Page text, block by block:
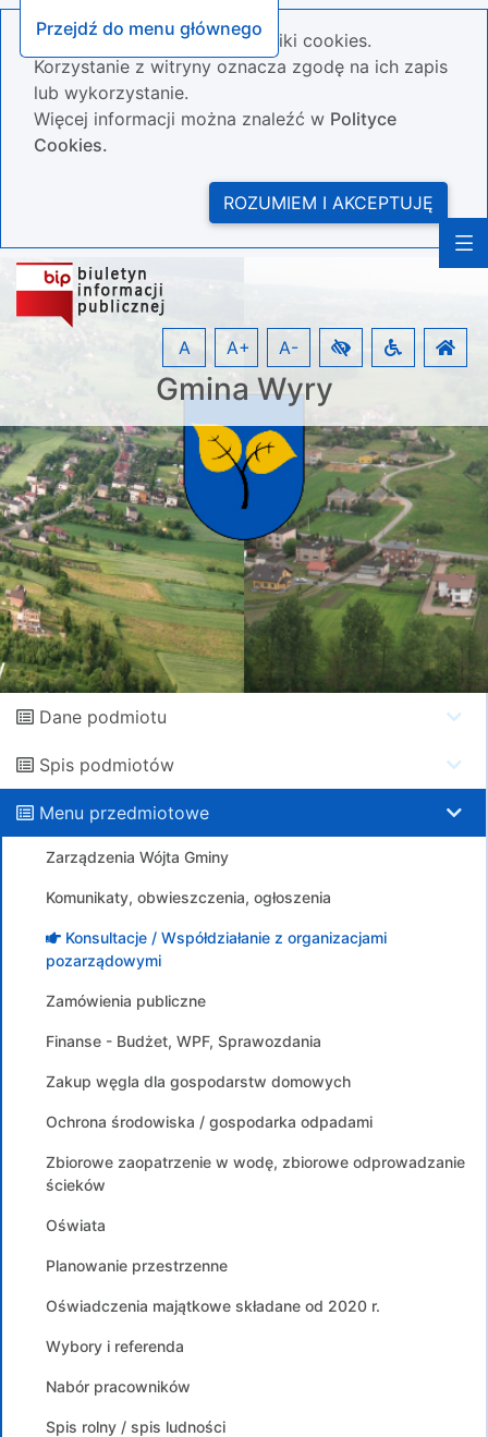
Przejdź do menu głównego
Nasza strona wykorzystuje pliki cookies.
Korzystanie z witryny oznacza zgodę na ich zapis
lub wykorzystanie.
Więcej informacji można znaleźć w Polityce
Cookies.
ROZUMIEM I AKCEPTUJĘ
Gmina Wyry
A A+ A-
Dane podmiotu
Spis podmiotów
Menu przedmiotowe
Zarządzenia Wójta Gminy
Komunikaty, obwieszczenia, ogłoszenia
Konsultacje / Współdziałanie z organizacjami
pozarządowymi
Zamówienia publiczne
Finanse - Budżet, WPF, Sprawozdania
Zakup węgla dla gospodarstw domowych
Ochrona środowiska / gospodarka odpadami
Zbiorowe zaopatrzenie w wodę, zbiorowe odprowadzanie
ścieków
Oświata
Planowanie przestrzenne
Oświadczenia majątkowe składane od 2020 r.
Wybory i referenda
Nabór pracowników
Spis rolny / spis ludności